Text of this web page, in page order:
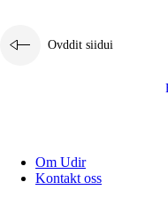
Ovddit siidui
Om Udir
Kontakt oss